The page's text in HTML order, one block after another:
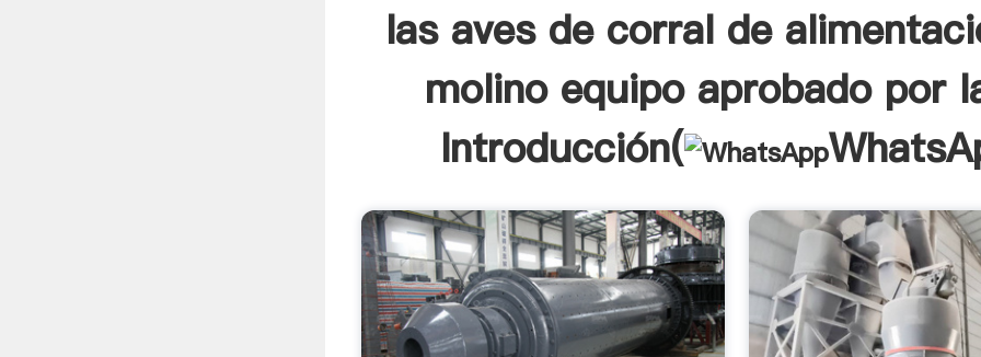
las aves de corral de
molino equipo aprobado por
Introducción(